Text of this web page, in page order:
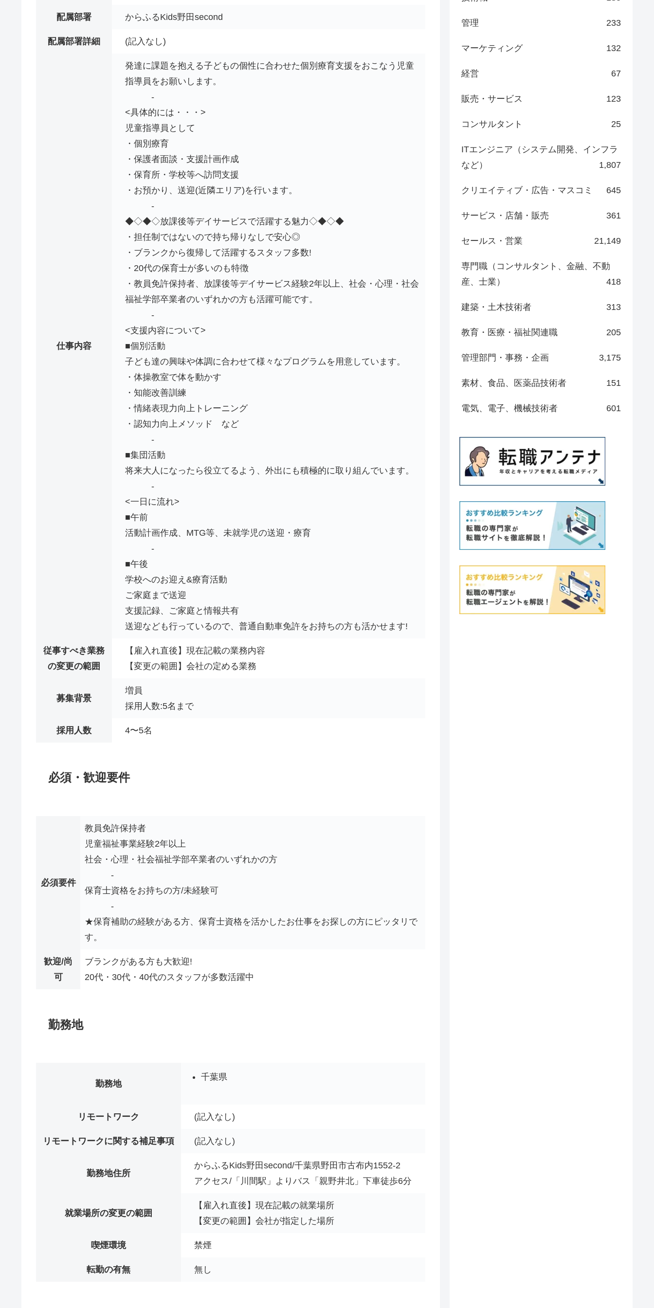
配属部署 からふるKids野田second
配属部署詳細 (記入なし)
仕事内容
発達に課題を抱える子どもの個性に合わせた個別療育支援をおこなう児童
指導員をお願いします。
-
<具体的には・・・>
児童指導員として
・個別療育
・保護者面談・支援計画作成
・保育所・学校等へ訪問支援
・お預かり、送迎(近隣エリア)を行います。
-
◆◇◆◇放課後等デイサービスで活躍する魅力◇◆◇◆
・担任制ではないので持ち帰りなしで安心◎
・ブランクから復帰して活躍するスタッフ多数!
・20代の保育士が多いのも特徴
・教員免許保持者、放課後等デイサービス経験2年以上、社会・心理・社会
福祉学部卒業者のいずれかの方も活躍可能です。
-
<支援内容について>
■個別活動
子ども達の興味や体調に合わせて様々なプログラムを用意しています。
・体操教室で体を動かす
・知能改善訓練
・情緒表現力向上トレーニング
・認知力向上メソッド など
-
■集団活動
将来大人になったら役立てるよう、外出にも積極的に取り組んでいます。
-
<一日に流れ>
■午前
活動計画作成、MTG等、未就学児の送迎・療育
-
■午後
学校へのお迎え&療育活動
ご家庭まで送迎
支援記録、ご家庭と情報共有
送迎なども行っているので、普通自動車免許をお持ちの方も活かせます!
従事すべき業務
の変更の範囲
【雇入れ直後】現在記載の業務内容
【変更の範囲】会社の定める業務
募集背景
増員
採用人数:5名まで
採用人数 4〜5名
必須・歓迎要件
必須要件
教員免許保持者
児童福祉事業経験2年以上
社会・心理・社会福祉学部卒業者のいずれかの方
-
保育士資格をお持ちの方/未経験可
-
★保育補助の経験がある方、保育士資格を活かしたお仕事をお探しの方にピッタリで
す。
歓迎/尚
可
ブランクがある方も大歓迎!
20代・30代・40代のスタッフが多数活躍中
勤務地
勤務地
千葉県
リモートワーク (記入なし)
リモートワークに関する補足事項 (記入なし)
勤務地住所
からふるKids野田second/千葉県野田市古布内1552-2
アクセス/「川間駅」よりバス「親野井北」下車徒歩6分
就業場所の変更の範囲
【雇入れ直後】現在記載の就業場所
【変更の範囲】会社が指定した場所
喫煙環境 禁煙
転勤の有無 無し
管理 233
マーケティング 132
経営 67
販売・サービス 123
コンサルタント 25
ITエンジニア（システム開発、インフラ
など）
1,807
クリエイティブ・広告・マスコミ 645
サービス・店舗・販売 361
セールス・営業 21,149
専門職（コンサルタント、金融、不動
産、士業）
418
建築・土木技術者 313
教育・医療・福祉関連職 205
管理部門・事務・企画 3,175
素材、食品、医薬品技術者 151
電気、電子、機械技術者 601